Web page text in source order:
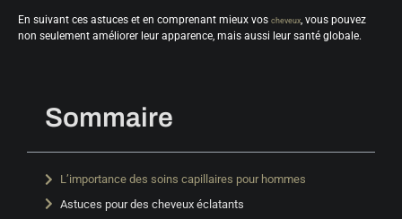
En suivant ces astuces et en comprenant mieux vos cheveux , vous pouvez
non seulement améliorer leur apparence, mais aussi leur santé globale.
Sommaire
L’importance des soins capillaires pour hommes
Astuces pour des cheveux éclatants